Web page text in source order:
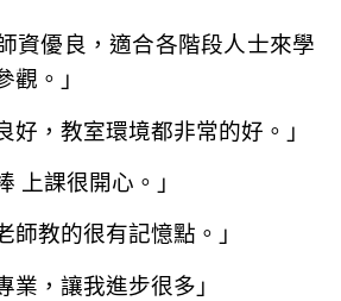
資優良，適合各階段人士來學
。」
好，教室環境都非常的好。」
上課很開心。」
師教的很有記憶點。」
業，讓我進步很多」